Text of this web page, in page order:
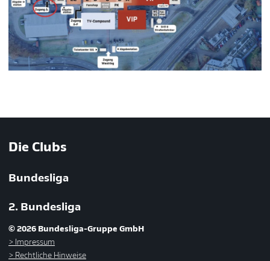
Die Clubs
Bundesliga
2. Bundesliga
© 2026 Bundesliga-Gruppe GmbH
Impressum
Rechtliche Hinweise